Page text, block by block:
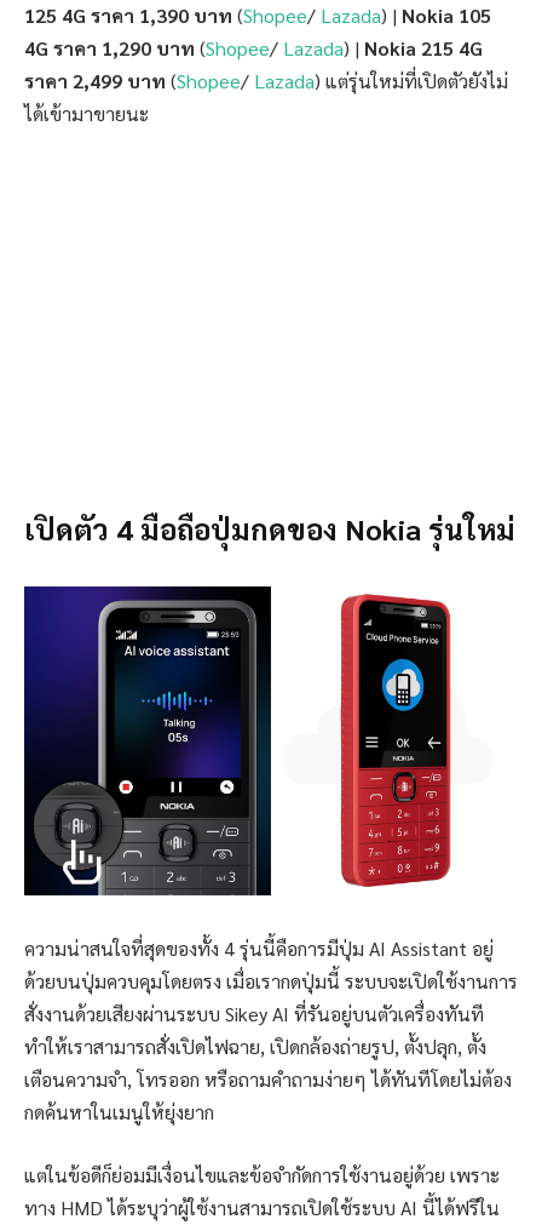
125 4G ราคา 1,390 บาท (Shopee/ Lazada) | Nokia 105
4G ราคา 1,290 บาท (Shopee/ Lazada) | Nokia 215 4G
ราคา 2,499 บาท (Shopee/ Lazada) แต่รุ่นใหม่ที่เปิดตัวยังไม่
ได้เข้ามาขายนะ
เปิดตัว 4 มือถือปุ่มกดของ Nokia รุ่นใหม่
ความน่าสนใจที่สุดของทั้ง 4 รุ่นนี้คือการมีปุ่ม AI Assistant อยู่
ด้วยบนปุ่มควบคุมโดยตรง เมื่อเรากดปุ่มนี้ ระบบจะเปิดใช้งานการ
สั่งงานด้วยเสียงผ่านระบบ Sikey AI ที่รันอยู่บนตัวเครื่องทันที
ทำให้เราสามารถสั่งเปิดไฟฉาย, เปิดกล้องถ่ายรูป, ตั้งปลุก, ตั้ง
เตือนความจำ, โทรออก หรือถามคำถามง่ายๆ ได้ทันทีโดยไม่ต้อง
กดค้นหาในเมนูให้ยุ่งยาก
แต่ในข้อดีก็ย่อมมีเงื่อนไขและข้อจำกัดการใช้งานอยู่ด้วย เพราะ
ทาง HMD ได้ระบุว่าผู้ใช้งานสามารถเปิดใช้ระบบ AI นี้ได้ฟรีใน